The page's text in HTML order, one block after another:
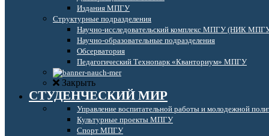
Издания МПГУ
Структурные подразделения
Научно-исследовательский комплекс МПГУ (НИК
Научно-образовательные подразделения
Обсерватория
Педагогический Технопарк «Кванториум» МПГУ
Закрыть
СТУДЕНЧЕСКИЙ МИР
Управление воспитательной работы и молодежной
Культурные проекты МПГУ
Спорт МПГУ